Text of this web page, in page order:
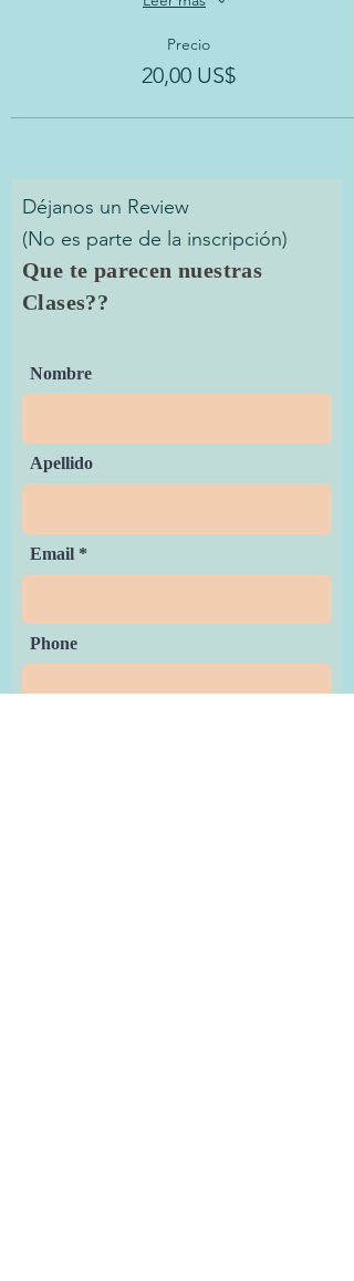
Precio
20,00 US$
Déjanos un Review
(No es parte de la inscripción)
Que te parecen nuestras
Clases??
Nombre
Apellido
Email
Phone